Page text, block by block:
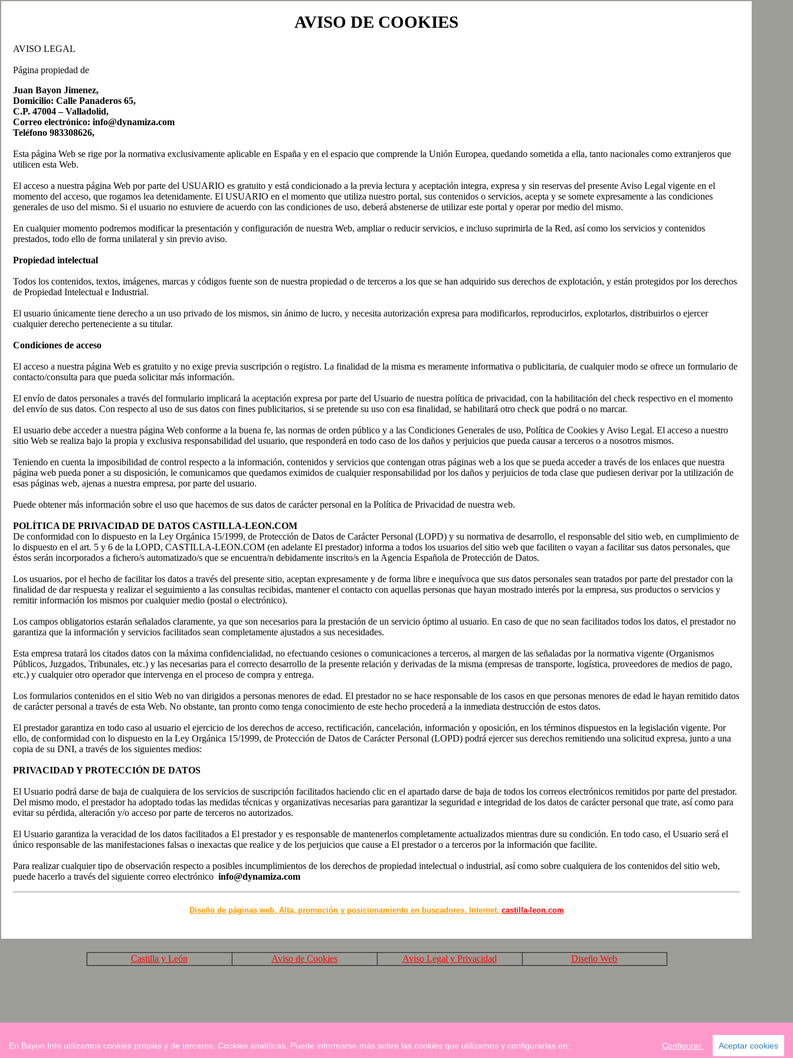
AVISO DE COOKIES
AVISO LEGAL
Página propiedad de
Juan Bayon Jimenez,
Domicilio: Calle Panaderos 65,
C.P. 47004 – Valladolid,
Correo electrónico: info@dynamiza.com
Teléfono 983308626,
Esta página Web se rige por la normativa exclusivamente aplicable en España y en el espacio que comprende la Unión Europea, quedando sometida a ella, tanto nacionales como extranjeros que
utilicen esta Web.
El acceso a nuestra página Web por parte del USUARIO es gratuito y está condicionado a la previa lectura y aceptación integra, expresa y sin reservas del presente Aviso Legal vigente en el
momento del acceso, que rogamos lea detenidamente. El USUARIO en el momento que utiliza nuestro portal, sus contenidos o servicios, acepta y se somete expresamente a las condiciones
generales de uso del mismo. Si el usuario no estuviere de acuerdo con las condiciones de uso, deberá abstenerse de utilizar este portal y operar por medio del mismo.
En cualquier momento podremos modificar la presentación y configuración de nuestra Web, ampliar o reducir servicios, e incluso suprimirla de la Red, así como los servicios y contenidos
prestados, todo ello de forma unilateral y sin previo aviso.
Propiedad intelectual
Todos los contenidos, textos, imágenes, marcas y códigos fuente son de nuestra propiedad o de terceros a los que se han adquirido sus derechos de explotación, y están protegidos por los derechos
de Propiedad Intelectual e Industrial.
El usuario únicamente tiene derecho a un uso privado de los mismos, sin ánimo de lucro, y necesita autorización expresa para modificarlos, reproducirlos, explotarlos, distribuirlos o ejercer
cualquier derecho perteneciente a su titular.
Condiciones de acceso
El acceso a nuestra página Web es gratuito y no exige previa suscripción o registro. La finalidad de la misma es meramente informativa o publicitaria, de cualquier modo se ofrece un formulario de
contacto/consulta para que pueda solicitar más información.
El envío de datos personales a través del formulario implicará la aceptación expresa por parte del Usuario de nuestra política de privacidad, con la habilitación del check respectivo en el momento
del envío de sus datos. Con respecto al uso de sus datos con fines publicitarios, si se pretende su uso con esa finalidad, se habilitará otro check que podrá o no marcar.
El usuario debe acceder a nuestra página Web conforme a la buena fe, las normas de orden público y a las Condiciones Generales de uso, Política de Cookies y Aviso Legal. El acceso a nuestro
sitio Web se realiza bajo la propia y exclusiva responsabilidad del usuario, que responderá en todo caso de los daños y perjuicios que pueda causar a terceros o a nosotros mismos.
Teniendo en cuenta la imposibilidad de control respecto a la información, contenidos y servicios que contengan otras páginas web a los que se pueda acceder a través de los enlaces que nuestra
página web pueda poner a su disposición, le comunicamos que quedamos eximidos de cualquier responsabilidad por los daños y perjuicios de toda clase que pudiesen derivar por la utilización de
esas páginas web, ajenas a nuestra empresa, por parte del usuario.
Puede obtener más información sobre el uso que hacemos de sus datos de carácter personal en la Política de Privacidad de nuestra web.
POLÍTICA DE PRIVACIDAD DE DATOS CASTILLA-LEON.COM
De conformidad con lo dispuesto en la Ley Orgánica 15/1999, de Protección de Datos de Carácter Personal (LOPD) y su normativa de desarrollo, el responsable del sitio web, en cumplimiento de
lo dispuesto en el art. 5 y 6 de la LOPD, CASTILLA-LEON.COM (en adelante El prestador) informa a todos los usuarios del sitio web que faciliten o vayan a facilitar sus datos personales, que
éstos serán incorporados a fichero/s automatizado/s que se encuentra/n debidamente inscrito/s en la Agencia Española de Protección de Datos.
Los usuarios, por el hecho de facilitar los datos a través del presente sitio, aceptan expresamente y de forma libre e inequívoca que sus datos personales sean tratados por parte del prestador con la
finalidad de dar respuesta y realizar el seguimiento a las consultas recibidas, mantener el contacto con aquellas personas que hayan mostrado interés por la empresa, sus productos o servicios y
remitir información los mismos por cualquier medio (postal o electrónico).
Los campos obligatorios estarán señalados claramente, ya que son necesarios para la prestación de un servicio óptimo al usuario. En caso de que no sean facilitados todos los datos, el prestador no
garantiza que la información y servicios facilitados sean completamente ajustados a sus necesidades.
Esta empresa tratará los citados datos con la máxima confidencialidad, no efectuando cesiones o comunicaciones a terceros, al margen de las señaladas por la normativa vigente (Organismos
Públicos, Juzgados, Tribunales, etc.) y las necesarias para el correcto desarrollo de la presente relación y derivadas de la misma (empresas de transporte, logística, proveedores de medios de pago,
etc.) y cualquier otro operador que intervenga en el proceso de compra y entrega.
Los formularios contenidos en el sitio Web no van dirigidos a personas menores de edad. El prestador no se hace responsable de los casos en que personas menores de edad le hayan remitido datos
de carácter personal a través de esta Web. No obstante, tan pronto como tenga conocimiento de este hecho procederá a la inmediata destrucción de estos datos.
El prestador garantiza en todo caso al usuario el ejercicio de los derechos de acceso, rectificación, cancelación, información y oposición, en los términos dispuestos en la legislación vigente. Por
ello, de conformidad con lo dispuesto en la Ley Orgánica 15/1999, de Protección de Datos de Carácter Personal (LOPD) podrá ejercer sus derechos remitiendo una solicitud expresa, junto a una
copia de su DNI, a través de los siguientes medios:
PRIVACIDAD Y PROTECCIÓN DE DATOS
El Usuario podrá darse de baja de cualquiera de los servicios de suscripción facilitados haciendo clic en el apartado darse de baja de todos los correos electrónicos remitidos por parte del prestador.
Del mismo modo, el prestador ha adoptado todas las medidas técnicas y organizativas necesarias para garantizar la seguridad e integridad de los datos de carácter personal que trate, así como para
evitar su pérdida, alteración y/o acceso por parte de terceros no autorizados.
El Usuario garantiza la veracidad de los datos facilitados a El prestador y es responsable de mantenerlos completamente actualizados mientras dure su condición. En todo caso, el Usuario será el
único responsable de las manifestaciones falsas o inexactas que realice y de los perjuicios que cause a El prestador o a terceros por la información que facilite.
Para realizar cualquier tipo de observación respecto a posibles incumplimientos de los derechos de propiedad intelectual o industrial, así como sobre cualquiera de los contenidos del sitio web,
puede hacerlo a través del siguiente correo electrónico info@dynamiza.com
Diseño de páginas web. Alta, promoción y posicionamiento en buscadores. Internet. castilla-leon.com
Castilla y León Aviso de Cookies Aviso Legal y Privacidad Diseño Web
Página actualizada el viernes día 3 de Diciembre de 2021 por www.dynamiza.com
En Bayon.Info utilizamos cookies propias y de terceros. Cookies analíticas. Puede informarse más sobre las cookies que utilizamos y configurarlas en: Configurar Aceptar cookies